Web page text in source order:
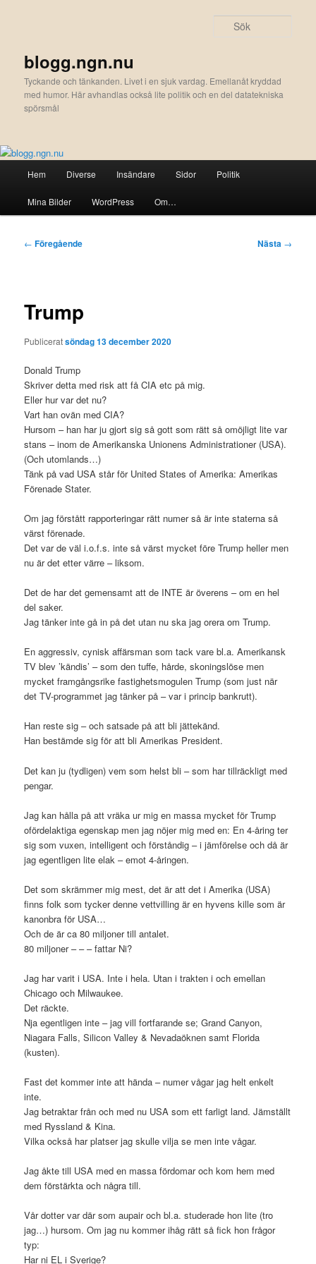
blogg.ngn.nu
Tyckande och tänkanden. Livet i en sjuk vardag. Emellanåt kryddad
med humor. Här avhandlas också lite politik och en del datatekniska
spörsmål
Hem Diverse Insändare Sidor Politik
Mina Bilder WordPress Om…
Inläggsnavigering
← Föregående Nästa →
Trump
Publiceratsöndag 13 december 2020
Donald Trump
Skriver detta med risk att få CIA etc på mig.
Eller hur var det nu?
Vart han ovän med CIA?
Hursom – han har ju gjort sig så gott som rätt så omöjligt lite var
stans – inom de Amerikanska Unionens Administrationer (USA).
(Och utomlands…)
Tänk på vad USA står för United States of Amerika: Amerikas
Förenade Stater.
Om jag förstått rapporteringar rätt numer så är inte staterna så
värst förenade.
Det var de väl i.o.f.s. inte så värst mycket före Trump heller men
nu är det etter värre – liksom.
Det de har det gemensamt att de INTE är överens – om en hel
del saker.
Jag tänker inte gå in på det utan nu ska jag orera om Trump.
En aggressiv, cynisk affärsman som tack vare bl.a. Amerikansk
TV blev ’kändis’ – som den tuffe, hårde, skoningslöse men
mycket framgångsrike fastighetsmogulen Trump (som just när
det TV-programmet jag tänker på – var i princip bankrutt).
Han reste sig – och satsade på att bli jättekänd.
Han bestämde sig för att bli Amerikas President.
Det kan ju (tydligen) vem som helst bli – som har tillräckligt med
pengar.
Jag kan hålla på att vräka ur mig en massa mycket för Trump
ofördelaktiga egenskap men jag nöjer mig med en: En 4-åring ter
sig som vuxen, intelligent och förståndig – i jämförelse och då är
jag egentligen lite elak – emot 4-åringen.
Det som skrämmer mig mest, det är att det i Amerika (USA)
finns folk som tycker denne vettvilling är en hyvens kille som är
kanonbra för USA…
Och de är ca 80 miljoner till antalet.
80 miljoner – – – fattar Ni?
Jag har varit i USA. Inte i hela. Utan i trakten i och emellan
Chicago och ‎Milwaukee.
Det räckte.
Nja egentligen inte – jag vill fortfarande se; Grand Canyon,
Niagara Falls, Silicon Valley & Nevadaöknen samt Florida
(kusten).
Fast det kommer inte att hända – numer vågar jag helt enkelt
inte.
Jag betraktar från och med nu USA som ett farligt land. Jämställt
med Ryssland & Kina.
Vilka också har platser jag skulle vilja se men inte vågar.
Jag åkte till USA med en massa fördomar och kom hem med
dem förstärkta och några till.
Vår dotter var där som aupair och bl.a. studerade hon lite (tro
jag…) hursom. Om jag nu kommer ihåg rätt så fick hon frågor
typ:
Har ni EL i Sverige?